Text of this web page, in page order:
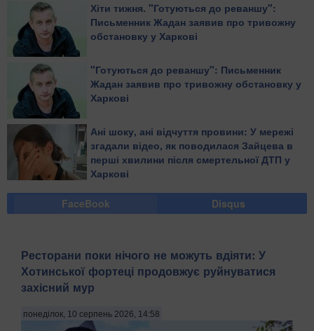
Хіти тижня. "Готуються до реваншу":
Письменник Жадан заявив про тривожну
обстановку у Харкові
"Готуються до реваншу": Письменник
Жадан заявив про тривожну обстановку у
Харкові
Ані шоку, ані відчуття провини: У мережі
згадали відео, як поводилася Зайцева в
перші хвилини після смертельної ДТП у
Харкові
FaceBook Disqus
Ресторани поки нічого не можуть вдіяти: У
Хотинської фортеці продовжує руйнуватися
захісний мур
понеділок, 10 серпень 2026, 14:58